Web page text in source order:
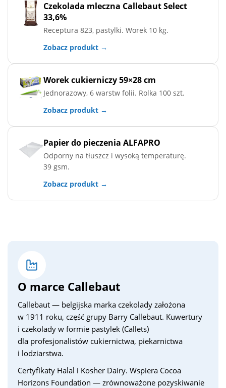
Czekolada mleczna Callebaut Select
33,6%
Receptura 823, pastylki. Worek 10 kg.
Zobacz produkt →
Worek cukierniczy 59×28 cm
Jednorazowy, 6 warstw folii. Rolka 100 szt.
Zobacz produkt →
Papier do pieczenia ALFAPRO
Odporny na tłuszcz i wysoką temperaturę.
39 gsm.
Zobacz produkt →
O marce Callebaut
Callebaut — belgijska marka czekolady założona
w 1911 roku, część grupy Barry Callebaut. Kuwertury
i czekolady w formie pastylek (Callets)
dla profesjonalistów cukiernictwa, piekarnictwa
i lodziarstwa.
Certyfikaty Halal i Kosher Dairy. Wspiera Cocoa
Horizons Foundation — zrównoważone pozyskiwanie